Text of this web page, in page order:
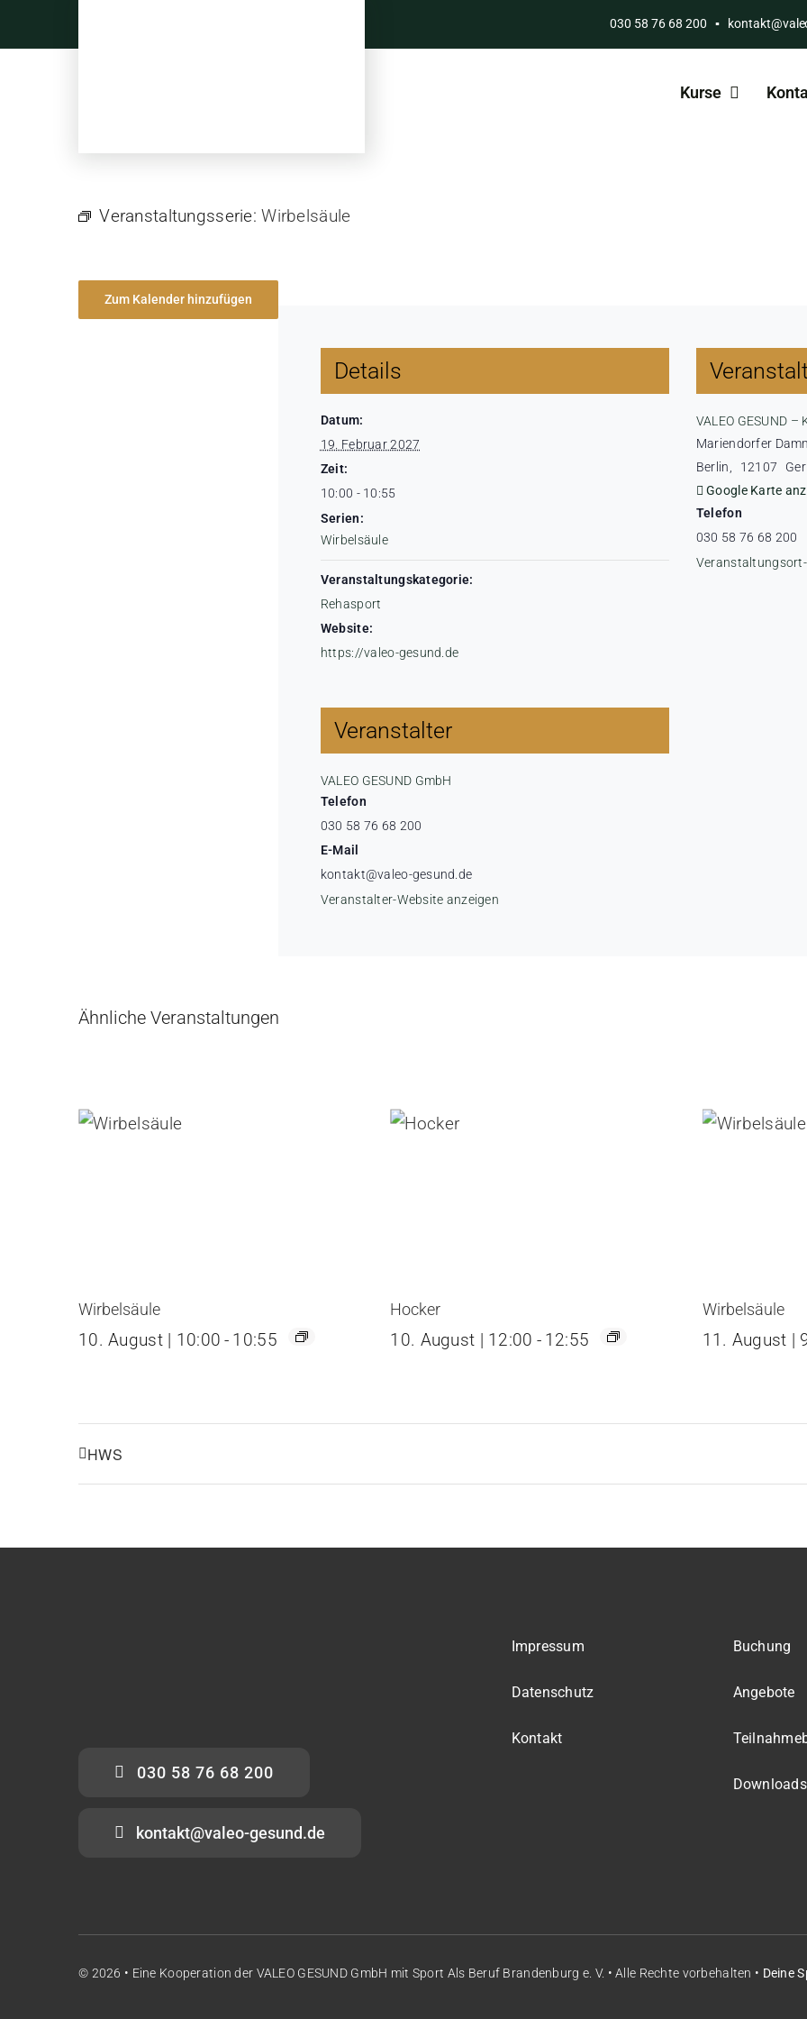
030 58 76 68 200 ▪
Kurse
Veranstaltungsserie:Wirbelsäule
Zum Kalender hinzufügen
Details
Datum:
19. Februar 2027
Zeit:
10:00 - 10:55
Serien:
Wirbelsäule
Veranstaltungskategorie:
Rehasport
Website:
https://valeo-gesund.de
Veranstalter
VALEO GESUND GmbH
Telefon
030 58 76 68 200
E-Mail
kontakt@valeo-gesund.de
Veranstalter-Website anzeigen
VALEO GESUND –
Mariendorfer
Berlin
12107
Google Karte
Telefon
030 58 76 68 200
Ähnliche Veranstaltungen
Wirbelsäule
10. August | 10:00 - 10:55
Hocker
10. August | 12:00 - 12:55
Wirbelsäule
11. August |
HWS
030 58 76 68 200
kontakt@valeo-gesund.de
Impressum
Datenschutz
Kontakt
Buchung
Angebote
Downloads
© 2026 • Eine Kooperation der VALEO GESUND GmbH mit Sport Als Beruf Brandenburg e. V. • Alle Rechte vorbehalten • Deine